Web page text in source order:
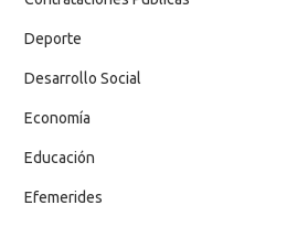
Deporte
Desarrollo Social
Economía
Educación
Efemerides